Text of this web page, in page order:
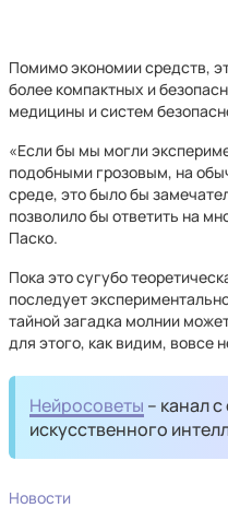
Помимо экономии средств,
более компактных и
медицины и систем
«Если бы мы могли
подобными грозовым, на
среде, это было бы
позволило бы ответить на
Паско.
Пока это сугубо
последует
тайной загадка молнии
для этого, как видим, вовсе
Нейросоветы – канал
искусственного
Новости